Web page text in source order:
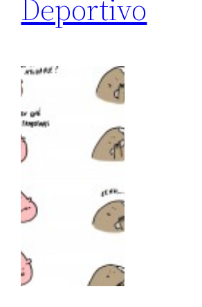
Deportivo